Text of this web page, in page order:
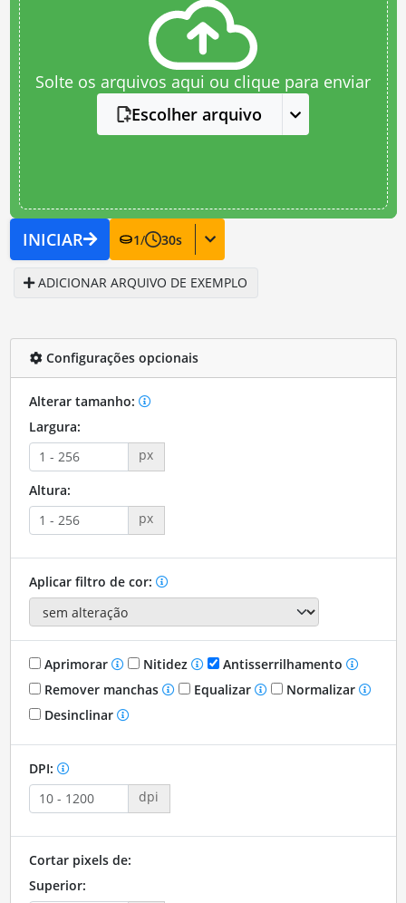
Solte os arquivos aqui ou clique para enviar
Escolher arquivo
INICIAR 1/ 30s
ADICIONAR ARQUIVO DE EXEMPLO
Configurações opcionais
Alterar tamanho:
Largura:
px
Altura:
px
Aplicar filtro de cor:
Aprimorar Nitidez
Antisserrilhamento
Remover manchas
Equalizar
Normalizar
Desinclinar
DPI:
dpi
Cortar pixels de:
Superior: